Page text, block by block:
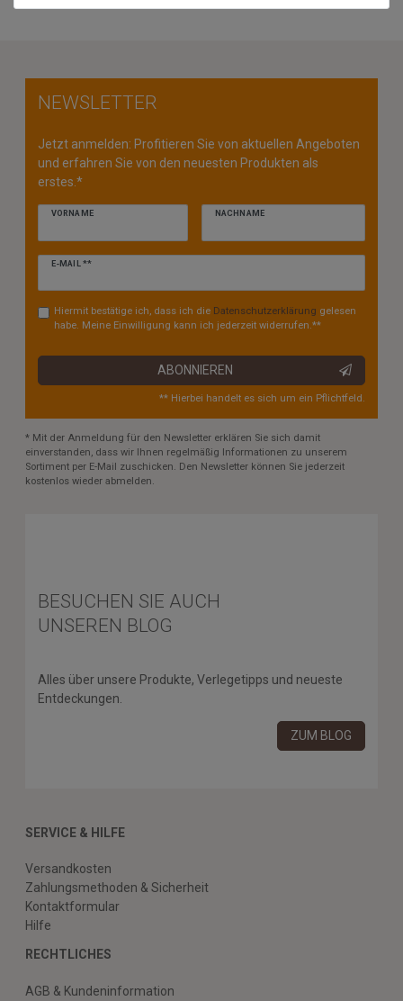
NEWSLETTER
Jetzt anmelden: Profitieren Sie von aktuellen Angeboten
und erfahren Sie von den neuesten Produkten als
erstes.*
VORNAME NACHNAME
E-MAIL **
Newsletter
Hiermit bestätige ich, dass ich die Daten­schutz­erklärung gelesen
habe. Meine Einwilligung kann ich jederzeit widerrufen.**
ABONNIEREN
** Hierbei handelt es sich um ein Pflichtfeld.
* Mit der Anmeldung für den Newsletter erklären Sie sich damit
einverstanden, dass wir Ihnen regelmäßig Informationen zu unserem
Sortiment per E-Mail zuschicken. Den Newsletter können Sie jederzeit
kostenlos wieder abmelden.
BESUCHEN SIE AUCH
UNSEREN BLOG
Alles über unsere Produkte, Verlegetipps und neueste
Entdeckungen.
ZUM BLOG
SERVICE & HILFE
Versandkosten
Zahlungsmethoden & Sicherheit
Kontaktformular
Hilfe
RECHTLICHES
AGB & Kundeninformation